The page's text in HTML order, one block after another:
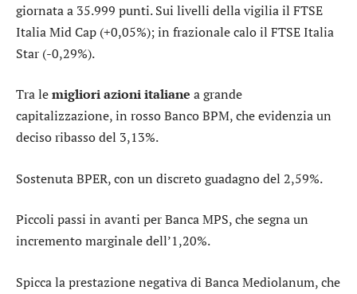
giornata a 35.999 punti. Sui livelli della vigilia il FTSE
Italia Mid Cap (+0,05%); in frazionale calo il FTSE Italia
Star (-0,29%).
Tra lemigliori azioni italiane a grande
capitalizzazione, in rossoBanco BPM, che evidenzia un
deciso ribasso del 3,13%.
SostenutaBPER, con un discreto guadagno del 2,59%.
Piccoli passi in avanti perBanca MPS, che segna un
incremento marginale dell’1,20%.
Spicca la prestazione negativa di Banca Mediolanum, che